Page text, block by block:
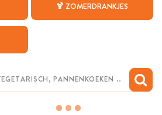
🍹 ZOMERDRANKJES